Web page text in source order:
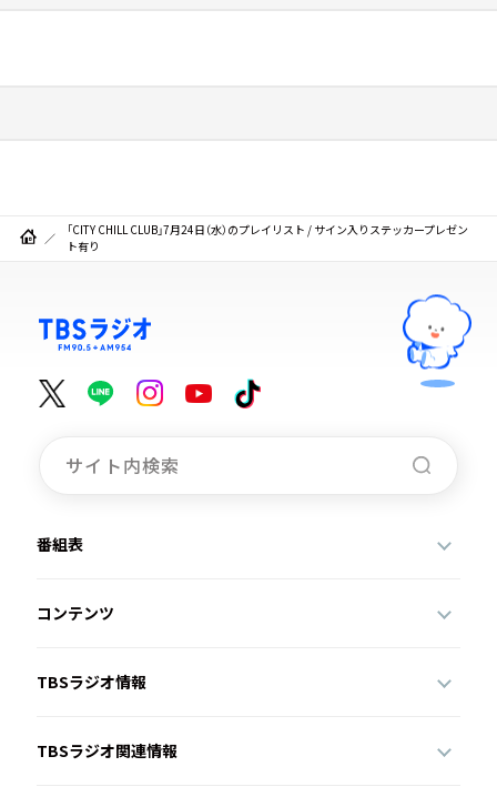
「CITY CHILL CLUB」7月24日（水）のプレイリスト / サイン入りステッカープレゼン
ト有り
番組表
コンテンツ
TBSラジオ情報
TBSラジオ関連情報